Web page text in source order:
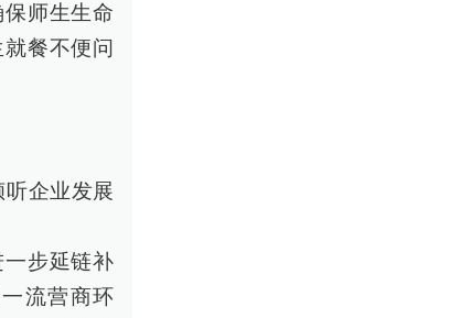
师生生命
餐不便问
企业发展
步延链补
流营商环